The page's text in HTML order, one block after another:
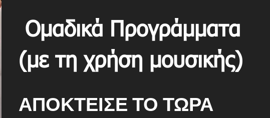
Ομαδικά Προγράμματα
(με τη χρήση μουσικής)
ΑΠΟΚΤΕΙΣΕ ΤΟ ΤΩΡΑ